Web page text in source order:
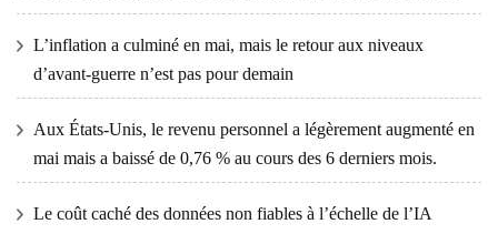
L’inflation a culminé en mai, mais le retour aux niveaux
d’avant-guerre n’est pas pour demain
Aux États-Unis, le revenu personnel a légèrement augmenté en
mai mais a baissé de 0,76 % au cours des 6 derniers mois.
Le coût caché des données non fiables à l’échelle de l’IA